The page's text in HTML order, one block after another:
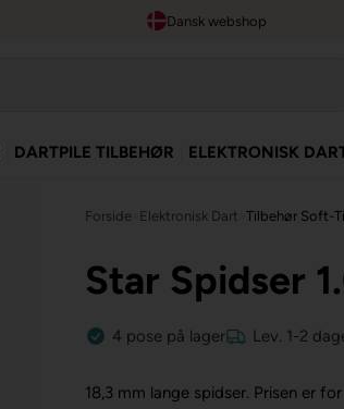
Dansk webshop
DARTPILE TILBEHØR ELEKTRONISK
Forside Elektronisk Dart »Tilbehør Soft-
Star Spidser
4 pose på lager Lev. 1-2
18,3 mm lange spidser. Prisen er